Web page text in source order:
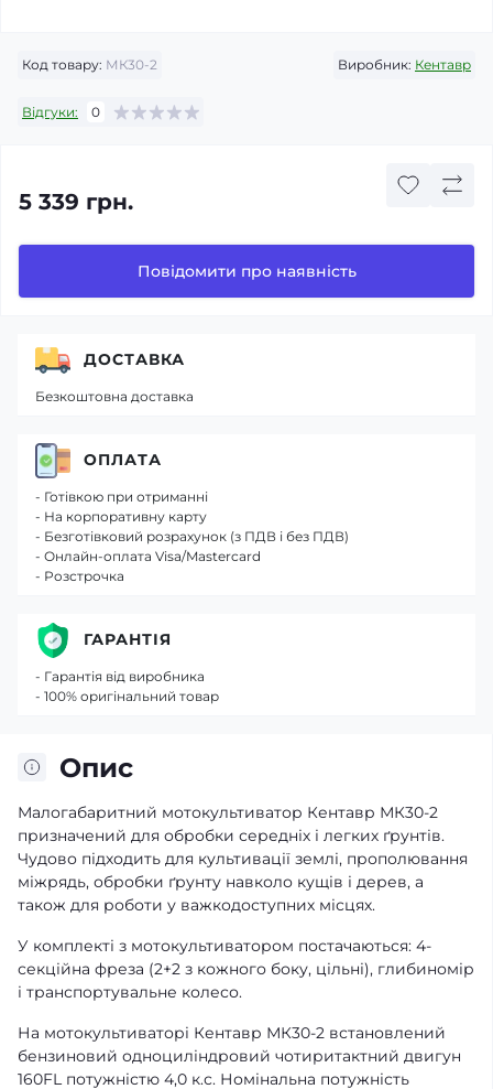
Код товару: МК30-2 Виробник: Кентавр
Відгуки: 0
5 339 грн.
Повідомити про наявність
Опис
Малогабаритний мотокультиватор Кентавр МК30-2
призначений для обробки середніх і легких ґрунтів.
Чудово підходить для культивації землі, прополювання
міжрядь, обробки ґрунту навколо кущів і дерев, а
також для роботи у важкодоступних місцях.
У комплекті з мотокультиватором постачаються: 4-
секційна фреза (2+2 з кожного боку, цільні), глибиномір
і транспортувальне колесо.
На мотокультиваторі Кентавр МК30-2 встановлений
бензиновий одноциліндровий чотиритактний двигун
160FL потужністю 4,0 к.с. Номінальна потужність
ДОСТАВКА
Безкоштовна доставка
ОПЛАТА
- Готівкою при отриманні
- На корпоративну карту
- Безготівковий розрахунок (з ПДВ і без ПДВ)
- Онлайн-оплата Visa/Mastercard
- Розстрочка
ГАРАНТІЯ
- Гарантія від виробника
- 100% оригінальний товар